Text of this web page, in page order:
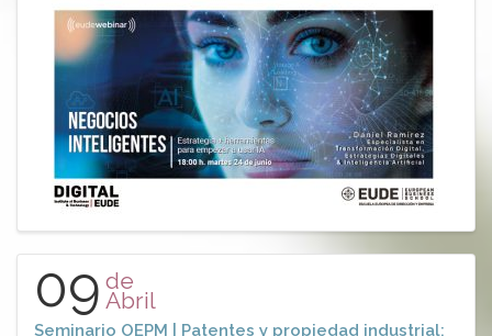
09 de
Abril
Seminario OEPM | Patentes y propiedad industrial: